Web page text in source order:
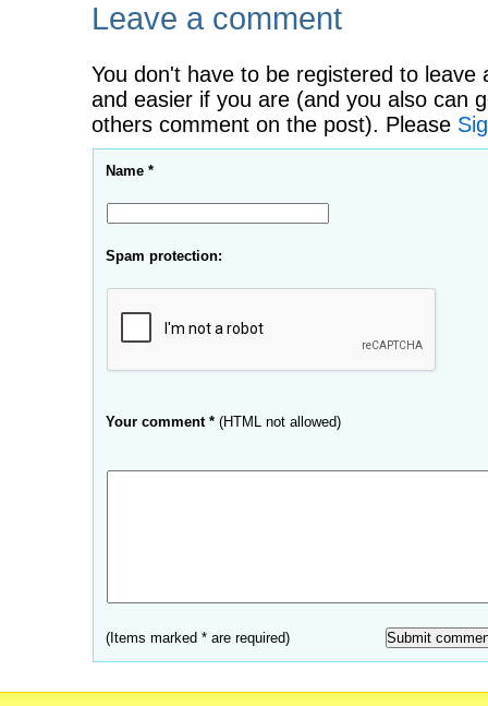
Leave a comment
You don't have to be registered to
and easier if you are (and you also can
others comment on the post). Please
Name *
Spam protection:
Your comment * (HTML not allowed)
(Items marked * are required)